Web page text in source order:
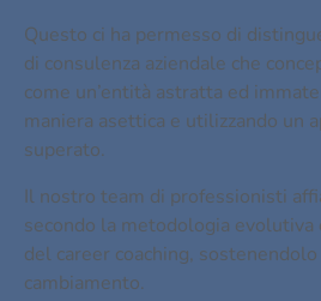
Questo ci ha permesso di
di consulenza aziendale che
come un’entità astratta ed
maniera asettica e utilizzando un
superato.
Il nostro team di professionisti
secondo la metodologia evolutiva
del career coaching,
cambiamento.